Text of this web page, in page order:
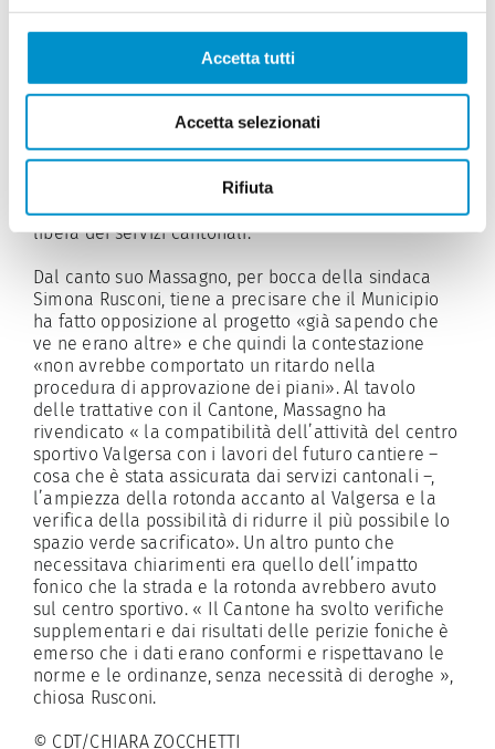
Accetta tutti
Accetta selezionati
Rifiuta
garantire in futuro un migliore collegamento tra il
comparto Valgersa e quello del Pian Povrò. Maà
Savosa ha anche un altro progetto in mente (in
collaborazione con Massagno, essendo in egual
misura proprietari delterreno), ed è quello di fare
pulizia dei «posteggi in superficie in zona Valgersa e
realizzare un autosilo sotterraneo da novanta posti,
in modo tale da liberare spazio e creare una piazza
», ci dice il sindaco Raffaele Schärer, precisando che
la variante di Piano regolatore ha già ottenuto il via
libera dei servizi cantonali.
Dal canto suo Massagno, per bocca della sindaca
Simona Rusconi, tiene a precisare che il Municipio
ha fatto opposizione al progetto «già sapendo che
ve ne erano altre» e che quindi la contestazione
«non avrebbe comportato un ritardo nella
procedura di approvazione dei piani». Al tavolo
delle trattative con il Cantone, Massagno ha
rivendicato « la compatibilità dell’attività del centro
sportivo Valgersa con i lavori del futuro cantiere –
cosa che è stata assicurata dai servizi cantonali –,
l’ampiezza della rotonda accanto al Valgersa e la
verifica della possibilità di ridurre il più possibile lo
spazio verde sacrificato». Un altro punto che
necessitava chiarimenti era quello dell’impatto
fonico che la strada e la rotonda avrebbero avuto
sul centro sportivo. « Il Cantone ha svolto verifiche
supplementari e dai risultati delle perizie foniche è
emerso che i dati erano conformi e rispettavano le
norme e le ordinanze, senza necessità di deroghe »,
chiosa Rusconi.
© CDT/CHIARA ZOCCHETTI